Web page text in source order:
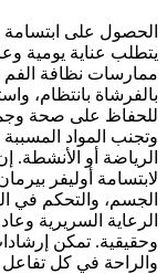
الحصول على
يتطلب عناية يومية
ممارسات نظافة الفم
بالفرشاة بانتظام،
للحفاظ على صحة
وتجنب المواد المسببة
الرياضة أو الأنشطة.
لابتسامة أوليفر
الجسم، والتحكم في
الرعاية السريرية
وحقيقية. تمكن
والراحة في كل